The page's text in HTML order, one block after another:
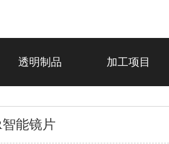
透明制品 加工项目
能镜片